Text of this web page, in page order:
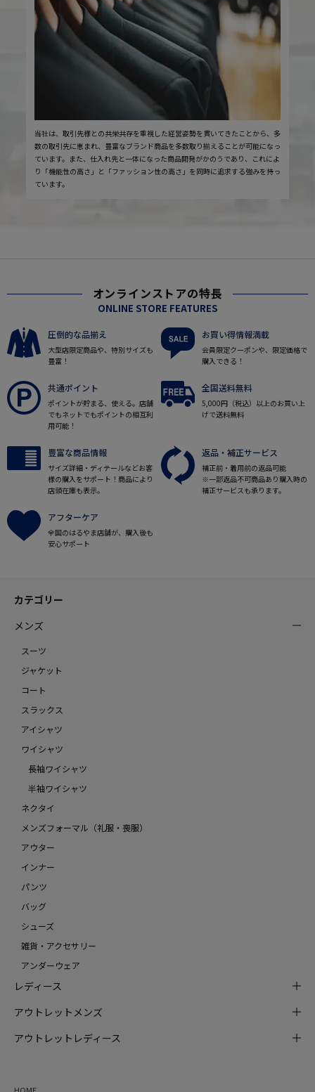
当社は、取引先様との共栄共存を重視した経営姿勢を貫いてきたことから、多
数の取引先に恵まれ、豊富なブランド商品を多数取り揃えることが可能になっ
ています。また、仕入れ先と一体になった商品開発がかのうであり、これによ
り「機能性の高さ」と「ファッション性の高さ」を同時に追求する強みを持っ
ています。
オンラインストアの特長
ONLINE STORE FEATURES
圧倒的な品揃え
大型店限定商品や、特別サイズも
豊富！
お買い得情報満載
会員限定クーポンや、限定価格で
購入できる！
共通ポイント
ポイントが貯まる、使える。店舗
でもネットでもポイントの相互利
用可能！
全国送料無料
5,000円（税込）以上のお買い上
げで送料無料
豊富な商品情報
サイズ詳細・ディテールなどお客
様の購入をサポート！商品により
店頭在庫も表示。
返品・補正サービス
補正前・着用前の返品可能
※一部返品不可商品あり購入時の
補正サービスも承ります。
アフターケア
全国のはるやま店舗が、購入後も
安心サポート
カテゴリー
メンズ
スーツ
ジャケット
コート
スラックス
アイシャツ
ワイシャツ
長袖ワイシャツ
半袖ワイシャツ
ネクタイ
メンズフォーマル（礼服・喪服）
アウター
インナー
パンツ
バッグ
シューズ
雑貨・アクセサリー
アンダーウェア
レディース
アウトレットメンズ
アウトレットレディース